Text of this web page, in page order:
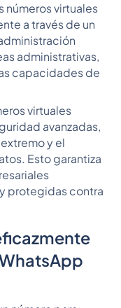
números virtuales
a través de un
administrativas,
capacidades de
virtuales
avanzadas,
y el
Esto garantiza
protegidas contra